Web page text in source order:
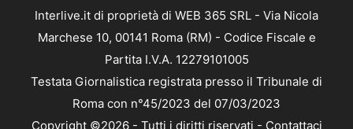
Interlive.it di proprietà di WEB 365 SRL - Via Nicola
Marchese 10, 00141 Roma (RM) - Codice Fiscale e
Partita I.V.A. 12279101005
Testata Giornalistica registrata presso il Tribunale di
Roma con n°45/2023 del 07/03/2023
Copyright ©2026 - Tutti i diritti riservati - Contattaci